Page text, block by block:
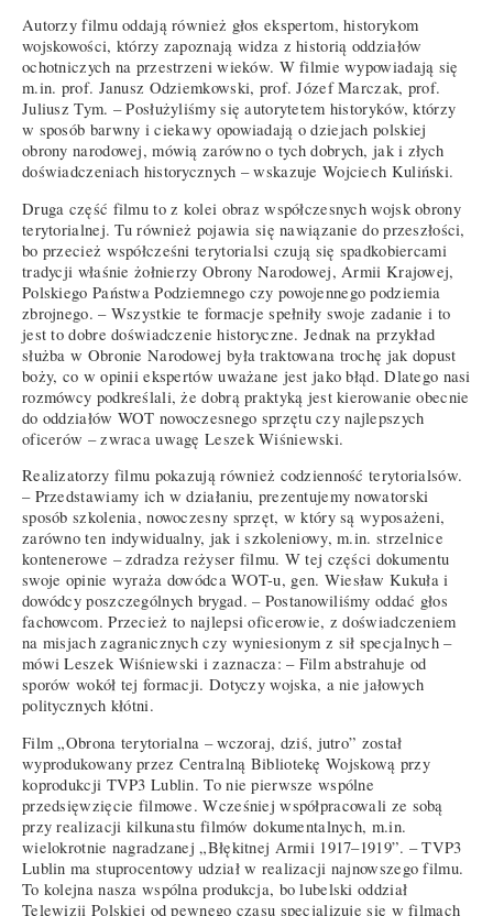
Autorzy filmu oddają również głos ekspertom, historykom
wojskowości, którzy zapoznają widza z historią oddziałów
ochotniczych na przestrzeni wieków. W filmie wypowiadają się
m.in. prof. Janusz Odziemkowski, prof. Józef Marczak, prof.
Juliusz Tym. – Posłużyliśmy się autorytetem historyków, którzy
w sposób barwny i ciekawy opowiadają o dziejach polskiej
obrony narodowej, mówią zarówno o tych dobrych, jak i złych
doświadczeniach historycznych – wskazuje Wojciech Kuliński.
Druga część filmu to z kolei obraz współczesnych wojsk obrony
terytorialnej. Tu również pojawia się nawiązanie do przeszłości,
bo przecież współcześni terytorialsi czują się spadkobiercami
tradycji właśnie żołnierzy Obrony Narodowej, Armii Krajowej,
Polskiego Państwa Podziemnego czy powojennego podziemia
zbrojnego. – Wszystkie te formacje spełniły swoje zadanie i to
jest to dobre doświadczenie historyczne. Jednak na przykład
służba w Obronie Narodowej była traktowana trochę jak dopust
boży, co w opinii ekspertów uważane jest jako błąd. Dlatego nasi
rozmówcy podkreślali, że dobrą praktyką jest kierowanie obecnie
do oddziałów WOT nowoczesnego sprzętu czy najlepszych
oficerów – zwraca uwagę Leszek Wiśniewski.
Realizatorzy filmu pokazują również codzienność terytorialsów.
– Przedstawiamy ich w działaniu, prezentujemy nowatorski
sposób szkolenia, nowoczesny sprzęt, w który są wyposażeni,
zarówno ten indywidualny, jak i szkoleniowy, m.in. strzelnice
kontenerowe – zdradza reżyser filmu. W tej części dokumentu
swoje opinie wyraża dowódca WOT-u, gen. Wiesław Kukuła i
dowódcy poszczególnych brygad. – Postanowiliśmy oddać głos
fachowcom. Przecież to najlepsi oficerowie, z doświadczeniem
na misjach zagranicznych czy wyniesionym z sił specjalnych –
mówi Leszek Wiśniewski i zaznacza: – Film abstrahuje od
sporów wokół tej formacji. Dotyczy wojska, a nie jałowych
politycznych kłótni.
Film „Obrona terytorialna – wczoraj, dziś, jutro” został
wyprodukowany przez Centralną Bibliotekę Wojskową przy
koprodukcji TVP3 Lublin. To nie pierwsze wspólne
przedsięwzięcie filmowe. Wcześniej współpracowali ze sobą
przy realizacji kilkunastu filmów dokumentalnych, m.in.
wielokrotnie nagradzanej „Błękitnej Armii 1917–1919”. – TVP3
Lublin ma stuprocentowy udział w realizacji najnowszego filmu.
To kolejna nasza wspólna produkcja, bo lubelski oddział
Telewizji Polskiej od pewnego czasu specjalizuje się w filmach